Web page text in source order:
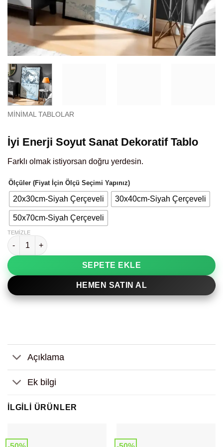
MINIMAL TABLOLAR
İyi Enerji Soyut Sanat Dekoratif Tablo
Farklı olmak istiyorsan doğru yerdesin.
Ölçüler (Fiyat İçin Ölçü Seçimi Yapınız)
20x30cm-Siyah Çerçeveli 30x40cm-Siyah Çerçeveli
50x70cm-Siyah Çerçeveli
TEMIZLE
İyi Enerji Soyut Sanat Dekoratif Tablo adet
SEPETE EKLE
HEMEN SATIN AL
Açıklama
Ek bilgi
İLGILI ÜRÜNLER